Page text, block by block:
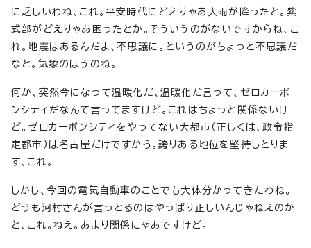
に乏しいわね、これ。平安時代にどえりゃあ大雨が降ったと。紫
式部がどえりゃあ困ったとか。そういうのがないですからね、こ
れ。地震はあるんだよ、不思議に。というのがちょっと不思議だ
なと。気象のほうのね。
何か、突然今になって温暖化だ、温暖化だ言って、ゼロカーボ
ンシティだなんて言ってますけど。これはちょっと関係ないけ
ど。ゼロカーボンシティをやってない大都市（正しくは、政令指
定都市）は名古屋だけですから。誇りある地位を堅持しとりま
す、これ。
しかし、今回の電気自動車のことでも大体分かってきたわね。
どうも河村さんが言っとるのはやっぱり正しいんじゃねえのか
と、これ。ねえ。あまり関係にゃあですけど。